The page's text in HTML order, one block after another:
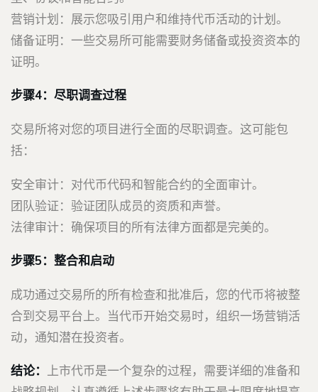
营销计划：展示您吸引用户和维持代币活动的计划。
储备证明：一些交易所可能需要财务储备或投资资本的
证明。
步骤4：尽职调查过程
交易所将对您的项目进行全面的尽职调查。这可能包
括：
安全审计：对代币代码和智能合约的全面审计。
团队验证：验证团队成员的资质和声誉。
法律审计：确保项目的所有法律方面都是完美的。
步骤5：整合和启动
成功通过交易所的所有检查和批准后，您的代币将被整
合到交易平台上。当代币开始交易时，组织一场营销活
动，通知潜在投资者。
结论： 上市代币是一个复杂的过程，需要详细的准备和